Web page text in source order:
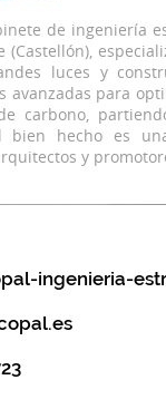
de ingeniería
(Castellón),
luces y
avanzadas para
carbono,
bien hecho es
y
ingenieria-